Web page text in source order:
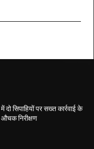
सिपाहियों पर सख्त कार्रवाई के
औचक निरीक्षण